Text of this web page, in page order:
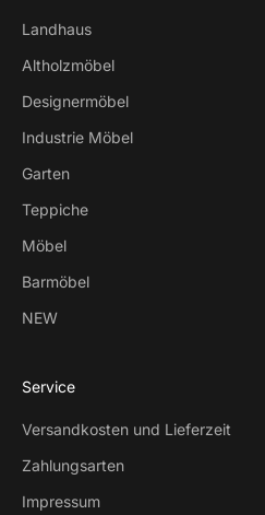
Landhaus
Altholzmöbel
Designermöbel
Industrie Möbel
Garten
Teppiche
Möbel
Barmöbel
NEW
Service
Versandkosten und Lieferzeit
Zahlungsarten
Impressum